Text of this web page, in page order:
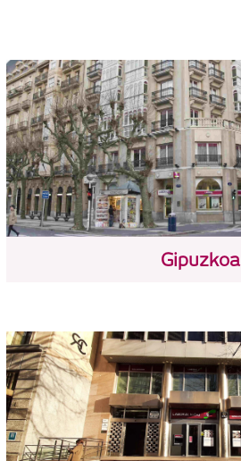
Gipuzkoa